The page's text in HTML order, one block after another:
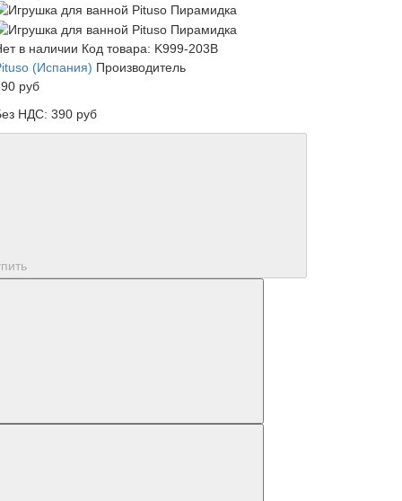
в наличии Код товара: K999-203B
(Испания) Производитель
руб
НДС: 390 руб